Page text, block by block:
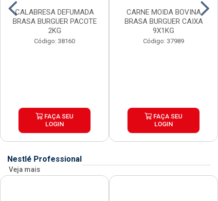
CALABRESA DEFUMADA
BRASA BURGUER PACOTE
2KG
Código: 38160
FAÇA SEU
LOGIN
CARNE MOIDA BOVINA
BRASA BURGUER CAIXA
9X1KG
Código: 37989
FAÇA SEU
LOGIN
Nestlé Professional
Veja mais